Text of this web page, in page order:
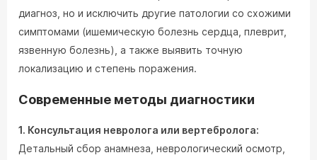
диагноз, но и исключить другие патологии со схожими
симптомами (ишемическую болезнь сердца, плеврит,
язвенную болезнь), а также выявить точную
локализацию и степень поражения.
Современные методы диагностики
1. Консультация невролога или вертебролога:
Детальный сбор анамнеза, неврологический осмотр,